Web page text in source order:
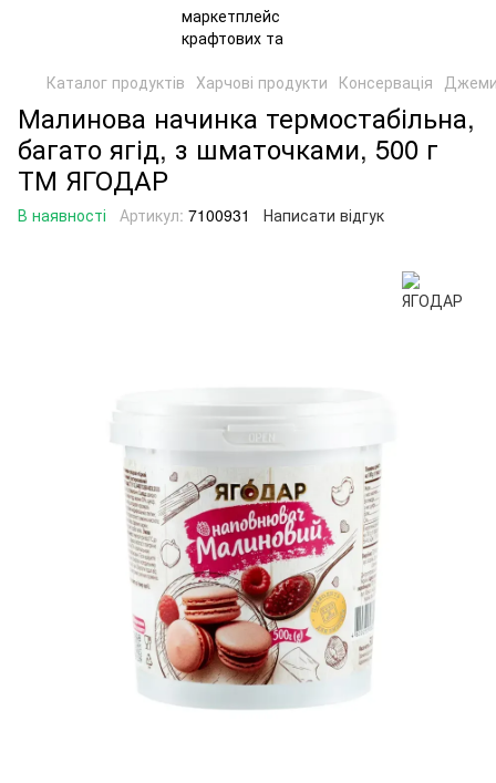
Каталог продуктів Харчові продукти Консервація
Малинова начинка термостабільна,
багато ягід, з шматочками, 500 г
ТМ ЯГОДАР
В наявності Артикул: 7100931 Написати відгук